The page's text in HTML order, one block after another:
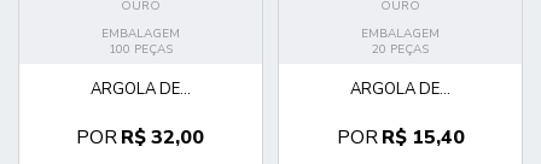
OURO
EMBALAGEM
100 PEÇAS
ARGOLA DE...
PORR$ 32,00
OURO
EMBALAGEM
20 PEÇAS
ARGOLA DE...
PORR$ 15,40